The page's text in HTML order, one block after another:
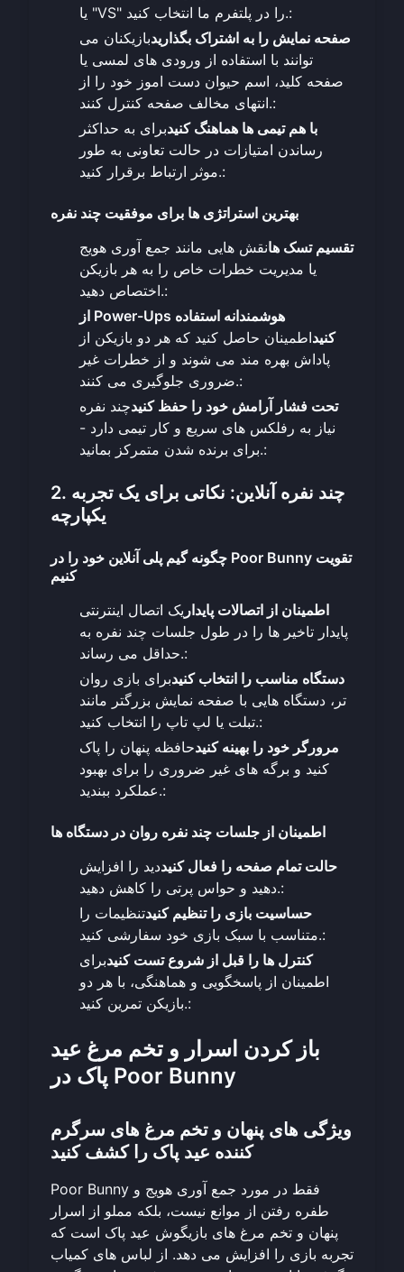
یا "VS" را در پلتفرم ما انتخاب کنید.:
صفحه نمایش را به اشتراک بگذاریدبازیکنان می
توانند با استفاده از ورودی های لمسی یا
صفحه کلید، اسم حیوان دست اموز خود را از
انتهای مخالف صفحه کنترل کنند.:
با هم تیمی ها هماهنگ کنیدبرای به حداکثر
رساندن امتیازات در حالت تعاونی به طور
موثر ارتباط برقرار کنید.:
بهترین استراتژی ها برای موفقیت چند نفره
تقسیم تسک هانقش هایی مانند جمع آوری هویج
یا مدیریت خطرات خاص را به هر بازیکن
اختصاص دهید.:
از Power-Ups هوشمندانه استفاده
کنیداطمینان حاصل کنید که هر دو بازیکن از
پاداش بهره مند می شوند و از خطرات غیر
ضروری جلوگیری می کنند.:
تحت فشار آرامش خود را حفظ کنیدچند نفره
نیاز به رفلکس های سریع و کار تیمی دارد -
برای برنده شدن متمرکز بمانید.:
2. چند نفره آنلاین: نکاتی برای یک تجربه
یکپارچه
چگونه گیم پلی آنلاین خود را در Poor Bunny تقویت
کنیم
اطمینان از اتصالات پایدار یک اتصال اینترنتی
پایدار تاخیر ها را در طول جلسات چند نفره به
حداقل می رساند.:
دستگاه مناسب را انتخاب کنیدبرای بازی روان
تر، دستگاه هایی با صفحه نمایش بزرگتر مانند
تبلت یا لپ تاپ را انتخاب کنید.:
مرورگر خود را بهینه کنیدحافظه پنهان را پاک
کنید و برگه های غیر ضروری را برای بهبود
عملکرد ببندید.:
اطمینان از جلسات چند نفره روان در دستگاه ها
حالت تمام صفحه را فعال کنیددید را افزایش
دهید و حواس پرتی را کاهش دهید.:
حساسیت بازی را تنظیم کنیدتنظیمات را
متناسب با سبک بازی خود سفارشی کنید.:
کنترل ها را قبل از شروع تست کنیدبرای
اطمینان از پاسخگویی و هماهنگی، با هر دو
بازیکن تمرین کنید.:
باز کردن اسرار و تخم مرغ عید
پاک در Poor Bunny
ویژگی های پنهان و تخم مرغ های سرگرم
کننده عید پاک را کشف کنید
Poor Bunny فقط در مورد جمع آوری هویج و
طفره رفتن از موانع نیست، بلکه مملو از اسرار
پنهان و تخم مرغ های بازیگوش عید پاک است که
تجربه بازی را افزایش می دهد. از لباس های کمیاب